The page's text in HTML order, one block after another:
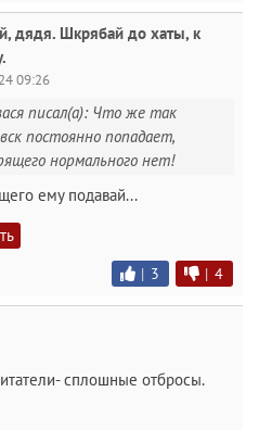
дядя. Шкрябай до хаты, к
09:26
писал(а): Что же так
постоянно попадает,
нормального нет!
ему подавай...
| 3 | 4
сплошные отбросы.